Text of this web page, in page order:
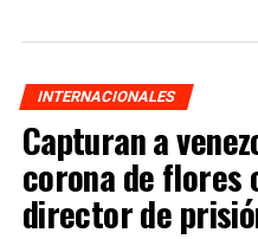
INTERNACIONALES
Capturan a
corona de flores
director de